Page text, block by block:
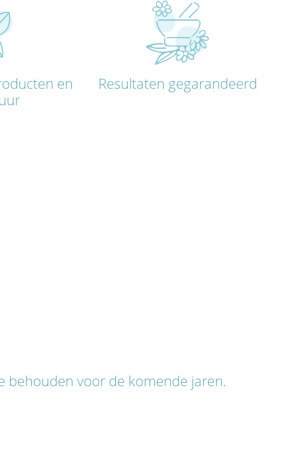
en
Resultaten gegarandeerd
behouden voor de komende jaren.